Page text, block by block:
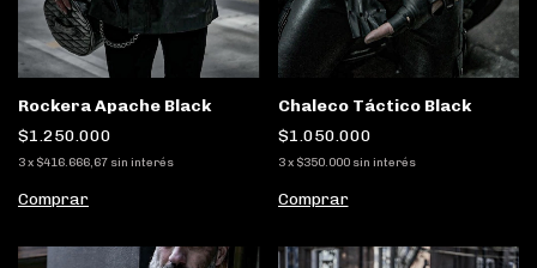
Rockera Apache Black
$1.250.000
3x $416.666,67 sin interés
Comprar
Chaleco Táctico Black
$1.050.000
3 x $350.000 sin interés
Comprar